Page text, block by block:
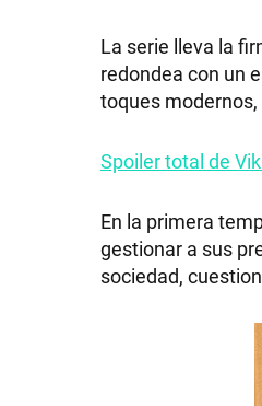
La serie lleva la
redondea con un
toques
Spoiler total de
En la primera
gestionar a sus
sociedad,
SHOW